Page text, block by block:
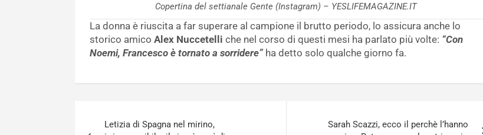
Copertina del settianale Gente (Instagram) – YESLIFEMAGAZINE.IT
La donna è riuscita a far superare al campione il brutto periodo, lo assicura anche lo
storico amico Alex Nuccetelli che nel corso di questi mesi ha parlato più volte: “Con
Noemi, Francesco è tornato a sorridere”ha detto solo qualche giorno fa.
Letizia di Spagna nel mirino,
Sarah Scazzi, ecco il perchè l’hanno